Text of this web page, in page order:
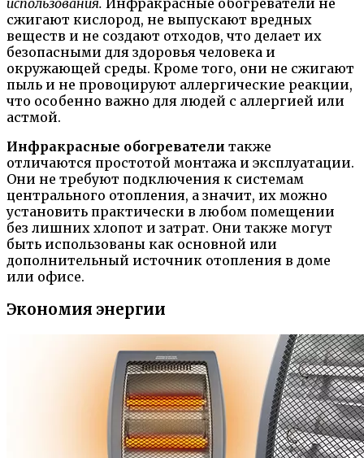
использования. Инфракрасные обогреватели не
сжигают кислород, не выпускают вредных
веществ и не создают отходов, что делает их
безопасными для здоровья человека и
окружающей среды. Кроме того, они не сжигают
пыль и не провоцируют аллергические реакции,
что особенно важно для людей с аллергией или
астмой.
Инфракрасные обогреватели также
отличаются простотой монтажа и эксплуатации.
Они не требуют подключения к системам
центрального отопления, а значит, их можно
установить практически в любом помещении
без лишних хлопот и затрат. Они также могут
быть использованы как основной или
дополнительный источник отопления в доме
или офисе.
Экономия энергии